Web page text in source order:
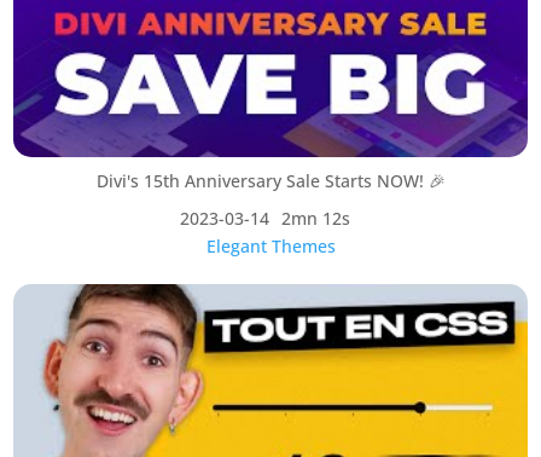
Divi's 15th Anniversary Sale Starts NOW! 🎉
2023-03-14 2mn 12s
Elegant Themes